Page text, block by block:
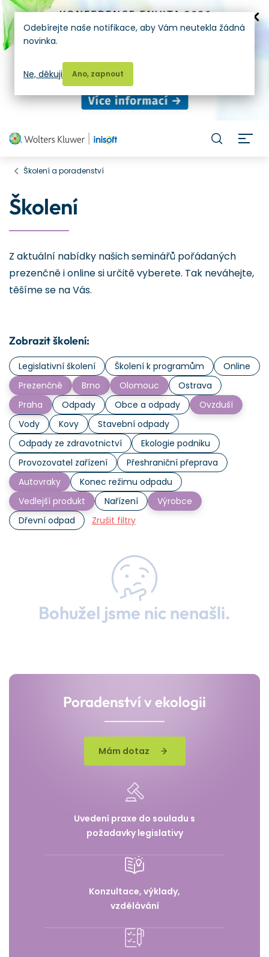
Školení a poradenství
Školení
Z aktuální nabídky našich seminářů pořádaných
prezenčně i online si určitě vyberete. Tak neváhejte,
těšíme se na Vás.
Zobrazit školení:
Legislativní školení Školení k programům
Online
Prezenčně
Brno Olomouc
Ostrava
Praha
Odpady Obce a odpady
Ovzduší
Vody
Kovy
Stavební odpady
Odpady ze zdravotnictví
Ekologie podniku
Provozovatel zařízení
Přeshraniční přeprava
Autovraky
Konec režimu odpadu
Vedlejší produkt
Nařízení
Výrobce
Dřevní odpad
Zrušit filtry
Bohužel jsme nic nenašli.
Poradenství v ekologii
Mám dotaz
Uvedení praxe do souladu s
požadavky legislativy
Konzultace, výklady,
vzdělávání
Odebírejte naše notifikace, aby Vám neutekla žádná
novinka.
Ano, zapnout
Ne, děkuji